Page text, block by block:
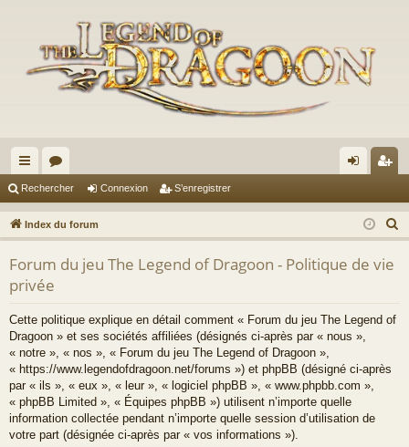
cc
ès
ra
pi
or
u
m
s
ne
xi
on
nr
eg
ist
r
Rechercher Connexion S’enregistrer
Index du forum
e
Forum du jeu The Legend of Dragoon - Politique de vie
privée
Cette politique explique en détail comment « Forum du jeu The Legend of
Dragoon » et ses sociétés affiliées (désignés ci-après par « nous »,
« notre », « nos », « Forum du jeu The Legend of Dragoon »,
« https://www.legendofdragoon.net/forums ») et phpBB (désigné ci-après
par « ils », « eux », « leur », « logiciel phpBB », « www.phpbb.com »,
« phpBB Limited », « Équipes phpBB ») utilisent n’importe quelle
information collectée pendant n’importe quelle session d’utilisation de
votre part (désignée ci-après par « vos informations »).